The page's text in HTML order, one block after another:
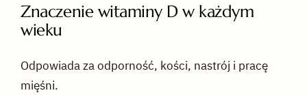
Znaczenie witaminy D w każdym
wieku
Odpowiada za odporność, kości, nastrój i pracę
mięśni.